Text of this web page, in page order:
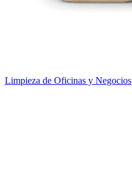
Limpieza de Oficinas y Negocios